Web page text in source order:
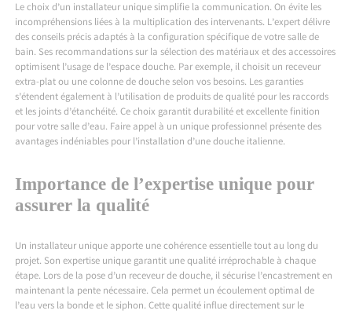
Le choix d’un installateur unique simplifie la communication. On évite les
incompréhensions liées à la multiplication des intervenants. L’expert délivre
des conseils précis adaptés à la configuration spécifique de votre salle de
bain. Ses recommandations sur la sélection des matériaux et des accessoires
optimisent l’usage de l’espace douche. Par exemple, il choisit un receveur
extra-plat ou une colonne de douche selon vos besoins. Les garanties
s’étendent également à l’utilisation de produits de qualité pour les raccords
et les joints d’étanchéité. Ce choix garantit durabilité et excellente finition
pour votre salle d’eau. Faire appel à un unique professionnel présente des
avantages indéniables pour l’installation d’une douche italienne.
Importance de l’expertise unique pour
assurer la qualité
Un installateur unique apporte une cohérence essentielle tout au long du
projet. Son expertise unique garantit une qualité irréprochable à chaque
étape. Lors de la pose d’un receveur de douche, il sécurise l’encastrement en
maintenant la pente nécessaire. Cela permet un écoulement optimal de
l’eau vers la bonde et le siphon. Cette qualité influe directement sur le